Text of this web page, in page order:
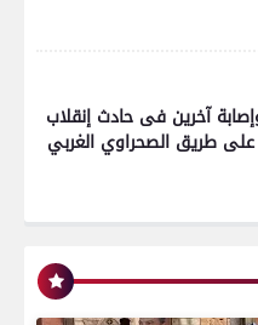
وإصابة آخرين فى حادث إنقلاب
طريق الصحراوي الغربي
لقطات مباراة زد و